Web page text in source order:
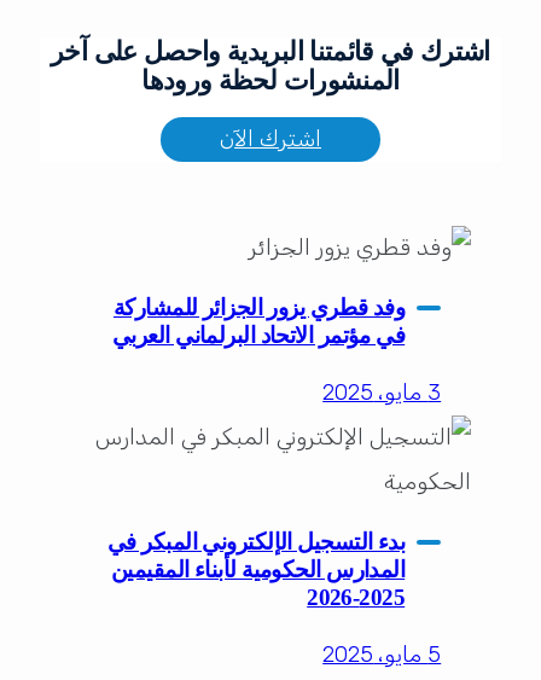
اشترك في قائمتنا البريدية واحصل على آخر
المنشورات لحظة ورودها
اشترك الآن
وفد قطري يزور الجزائر للمشاركة
في مؤتمر الاتحاد البرلماني العربي
3 مايو، 2025
بدء التسجيل الإلكتروني المبكر في
المدارس الحكومية لأبناء المقيمين
2025-2026
5 مايو، 2025